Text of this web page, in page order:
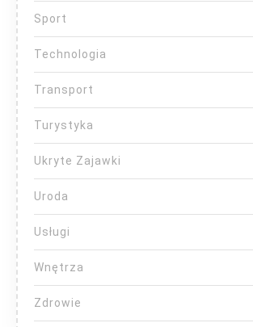
Sport
Technologia
Transport
Turystyka
Ukryte Zajawki
Uroda
Usługi
Wnętrza
Zdrowie